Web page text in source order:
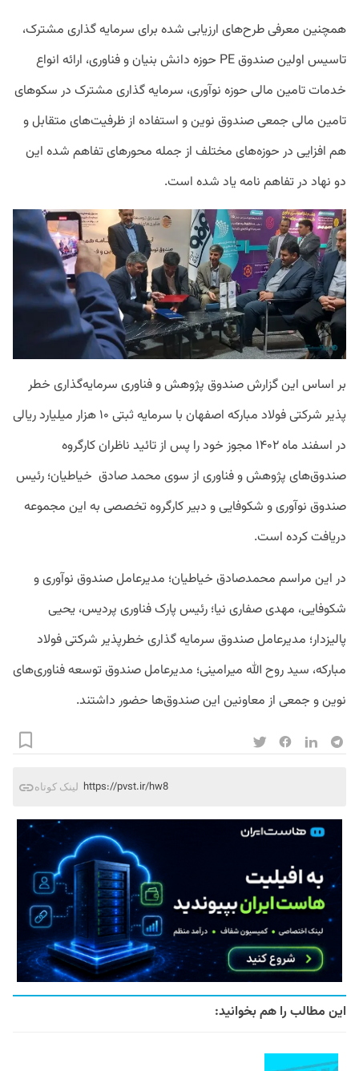
همچنین معرفی طرح‌های ارزیابی شده برای سرمایه گذاری مشترک،
تاسیس اولین صندوق PE حوزه دانش بنیان و فناوری، ارائه انواع
خدمات تامین مالی حوزه نوآوری، سرمایه گذاری مشترک در سکوهای
تامین مالی جمعی صندوق نوین و استفاده از ظرفیت‌های متقابل و
هم افزایی در حوزه‌های مختلف از جمله محورهای تفاهم شده این
دو نهاد در تفاهم نامه یاد شده است.
بر اساس این گزارش صندوق پژوهش و فناوری سرمایه‌گذاری خطر
پذیر شرکتی فولاد مبارکه اصفهان با سرمایه ثبتی ۱۰ هزار میلیارد ریالی
در اسفند ماه ۱۴۰۲ مجوز خود را پس از تائید ناظران کارگروه
صندوق‌های پژوهش و فناوری از سوی محمد صادق خیاطیان؛ رئیس
صندوق نوآوری و شکوفایی و دبیر کارگروه تخصصی به این مجموعه
دریافت کرده است.
در این مراسم محمدصادق خیاطیان؛ مدیرعامل صندوق نوآوری و
شکوفایی، مهدی صفاری نیا؛ رئیس پارک فناوری پردیس، یحیی
پالیزدار؛ مدیرعامل صندوق سرمایه گذاری خطرپذیر شرکتی فولاد
مبارکه، سید روح الله میرامینی؛ مدیرعامل صندوق توسعه فناوری‌های
نوین و جمعی از معاونین این صندوق‌ها حضور داشتند.
لینک کوتاه https://pvst.ir/hw8
این مطالب را هم بخوانید: